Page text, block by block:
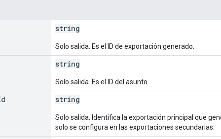
string
Solo salida. Es el ID de exportación generado.
string
Solo salida. Es el ID del asunto.
string
Solo salida. Identifica la exportación principal que
solo se configura en las exportaciones secundarias.